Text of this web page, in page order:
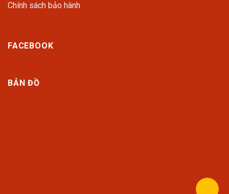
Chính sách bảo hành
FACEBOOK
BẢN ĐỒ